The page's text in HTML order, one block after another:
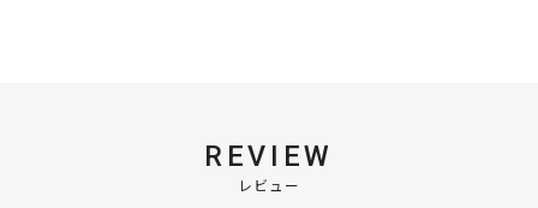
REVIEW
レビュー